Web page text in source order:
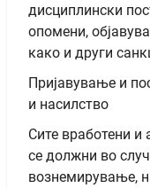
дисциплински
опомени,
како и други
Пријавување и
и насилство
Сите вработени
се должни во
вознемирување,